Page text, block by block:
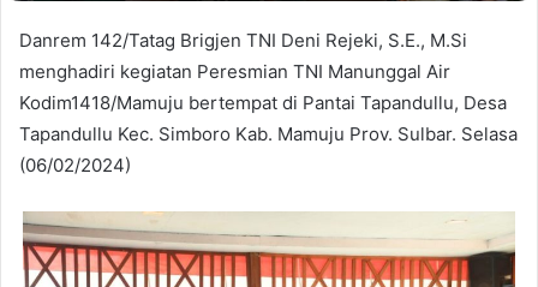
Danrem 142/Tatag Brigjen TNI Deni Rejeki, S.E., M.Si
menghadiri kegiatan Peresmian TNI Manunggal Air
Kodim1418/Mamuju bertempat di Pantai Tapandullu, Desa
Tapandullu Kec. Simboro Kab. Mamuju Prov. Sulbar. Selasa
(06/02/2024)